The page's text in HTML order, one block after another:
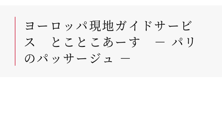
ヨーロッパ現地ガイドサービ
ス とことこあーす － パリ
のパッサージュ －